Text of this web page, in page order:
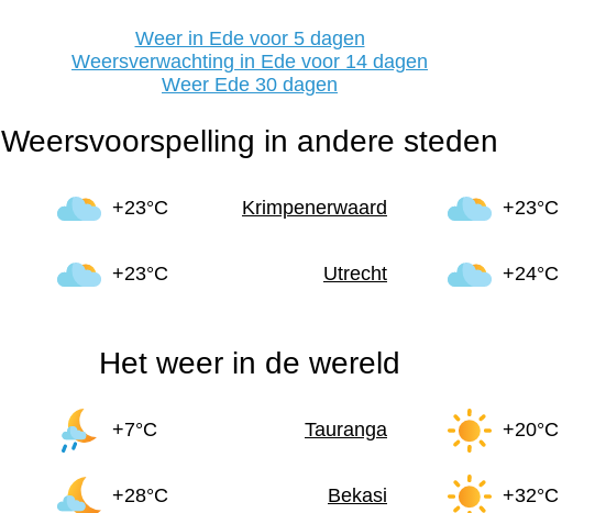
Weer in Ede voor 5 dagen
Weersverwachting in Ede voor 14 dagen
Weer Ede 30 dagen
Weersvoorspelling in andere steden
+23°C Krimpenerwaard +23°C
+23°C Utrecht +24°C
Het weer in de wereld
+7°C Tauranga +20°C
+28°C Bekasi +32°C